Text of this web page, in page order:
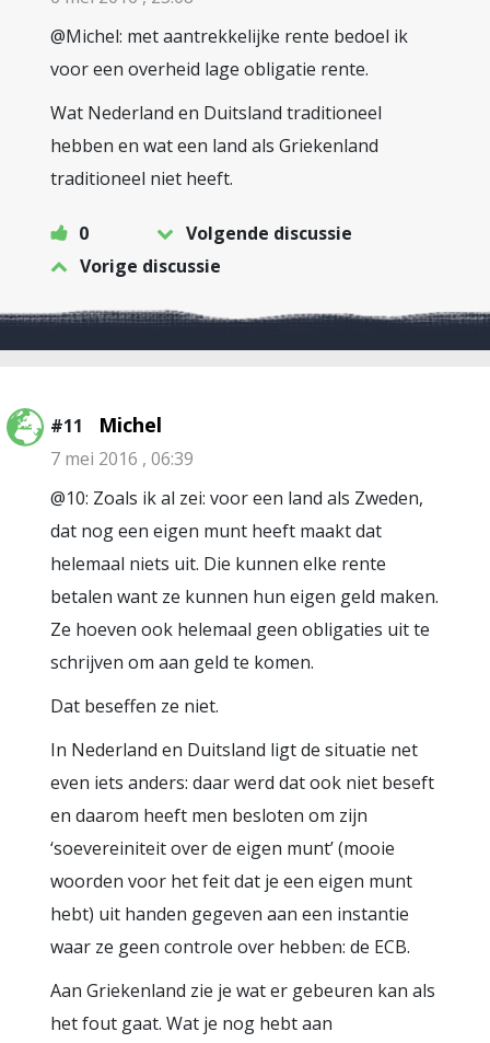
@Michel: met aantrekkelijke rente bedoel ik
voor een overheid lage obligatie rente.
Wat Nederland en Duitsland traditioneel
hebben en wat een land als Griekenland
traditioneel niet heeft.
0
Volgende discussie
Vorige discussie
#11 Michel
7 mei 2016 , 06:39
@10: Zoals ik al zei: voor een land als Zweden,
dat nog een eigen munt heeft maakt dat
helemaal niets uit. Die kunnen elke rente
betalen want ze kunnen hun eigen geld maken.
Ze hoeven ook helemaal geen obligaties uit te
schrijven om aan geld te komen.
Dat beseffen ze niet.
In Nederland en Duitsland ligt de situatie net
even iets anders: daar werd dat ook niet beseft
en daarom heeft men besloten om zijn
‘soevereiniteit over de eigen munt’ (mooie
woorden voor het feit dat je een eigen munt
hebt) uit handen gegeven aan een instantie
waar ze geen controle over hebben: de ECB.
Aan Griekenland zie je wat er gebeuren kan als
het fout gaat. Wat je nog hebt aan